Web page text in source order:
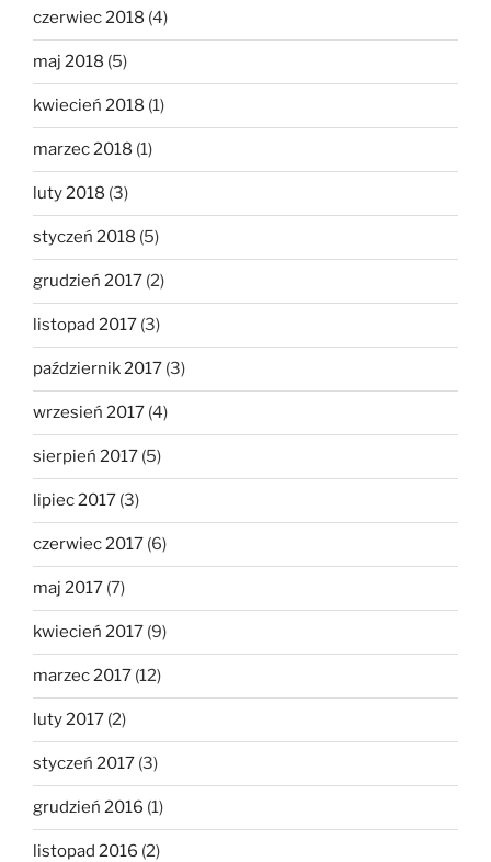
czerwiec 2018 (4)
maj 2018 (5)
kwiecień 2018 (1)
marzec 2018 (1)
luty 2018 (3)
styczeń 2018 (5)
grudzień 2017 (2)
listopad 2017 (3)
październik 2017 (3)
wrzesień 2017 (4)
sierpień 2017 (5)
lipiec 2017 (3)
czerwiec 2017 (6)
maj 2017 (7)
kwiecień 2017 (9)
marzec 2017 (12)
luty 2017 (2)
styczeń 2017 (3)
grudzień 2016 (1)
listopad 2016 (2)